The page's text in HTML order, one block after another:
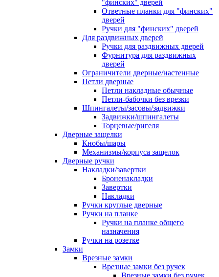
"финских" дверей
Ответные планки для "финских"
дверей
Ручки для "финских" дверей
Для раздвижных дверей
Ручки для раздвижных дверей
Фурнитура для раздвижных
дверей
Ограничители дверные/настенные
Петли дверные
Петли накладные обычные
Петли-бабочки без врезки
Шпингалеты/засовы/задвижки
Задвижки/шпингалеты
Торцевые/ригеля
Дверные защелки
Кнобы/шары
Механизмы/корпуса защелок
Дверные ручки
Накладки/завертки
Броненакладки
Завертки
Накладки
Ручки круглые дверные
Ручки на планке
Ручки на планке общего
назначения
Ручки на розетке
Замки
Врезные замки
Врезные замки без ручек